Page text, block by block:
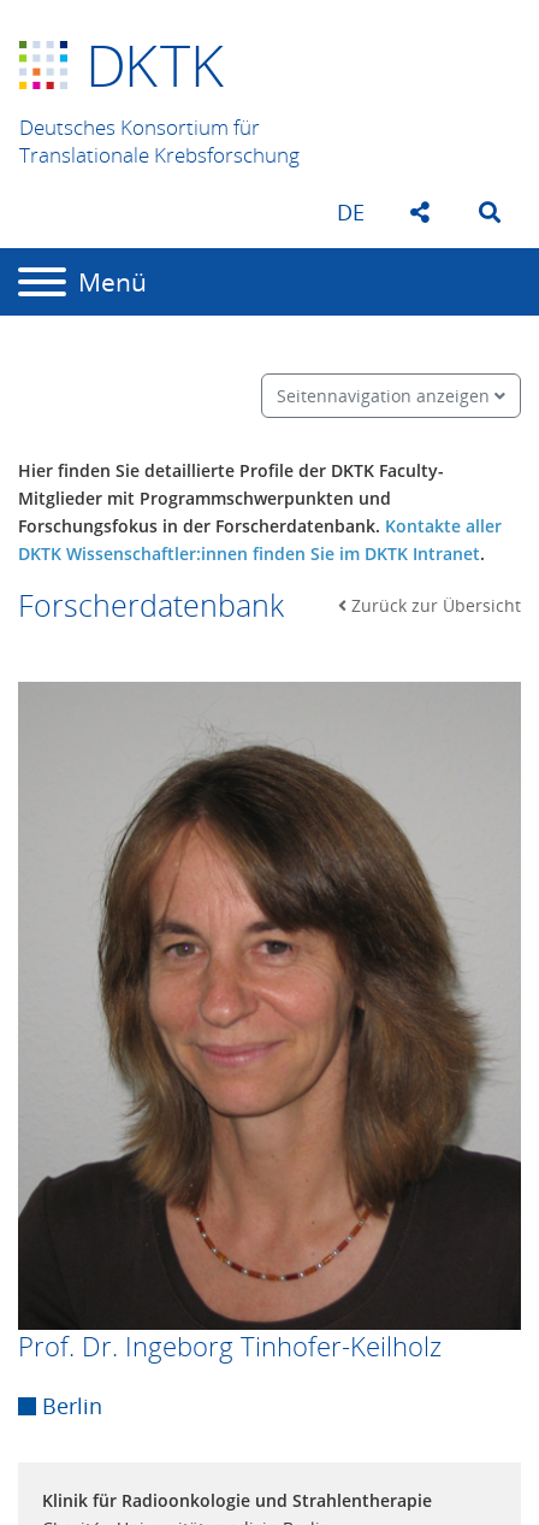
DKTK
Deutsches Konsortium für
Translationale Krebsforschung
DE
Menü
Seitennavigation anzeigen
Hier finden Sie detaillierte Profile der DKTK Faculty-
Mitglieder mit Programmschwerpunkten und
Forschungsfokus in der Forscherdatenbank. Kontakte aller
DKTK Wissenschaftler:innen finden Sie im DKTK Intranet.
Forscherdatenbank Zurück zur Übersicht
Prof. Dr. Ingeborg Tinhofer-Keilholz
Berlin
Klinik für Radioonkologie und Strahlentherapie